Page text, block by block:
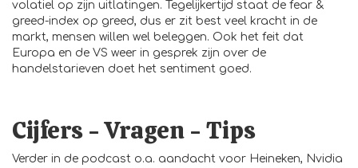
volatiel op zijn uitlatingen. Tegelijkertijd staat de fear &
greed-index op greed, dus er zit best veel kracht in de
markt, mensen willen wel beleggen. Ook het feit dat
Europa en de VS weer in gesprek zijn over de
handelstarieven doet het sentiment goed.
Cijfers - Vragen - Tips
Verder in de podcast o.a. aandacht voor Heineken, Nvidia